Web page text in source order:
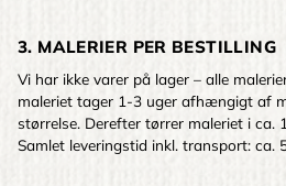
3. MALERIER PER BESTILLING
Vi har ikke varer på lager – alle
maleriet tager 1-3 uger afhængigt af
størrelse. Derefter tørrer maleriet i ca.
Samlet leveringstid inkl. transport: ca.